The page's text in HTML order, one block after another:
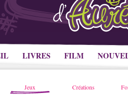
LIVRES FILM
Jeux Créations